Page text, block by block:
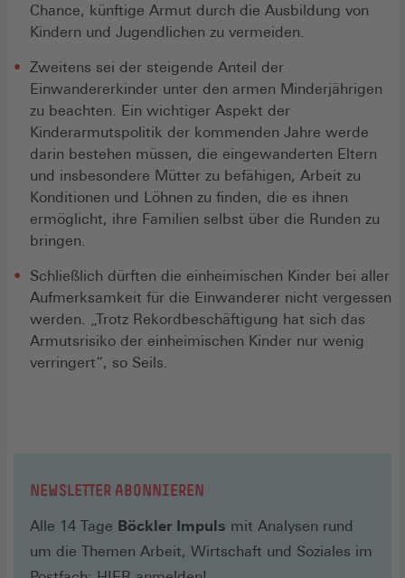
Chance, künftige Armut durch die Ausbildung von
Kindern und Jugendlichen zu vermeiden.
Zweitens sei der steigende Anteil der
Einwandererkinder unter den armen Minderjährigen
zu beachten. Ein wichtiger Aspekt der
Kinderarmutspolitik der kommenden Jahre werde
darin bestehen müssen, die eingewanderten Eltern
und insbesondere Mütter zu befähigen, Arbeit zu
Konditionen und Löhnen zu finden, die es ihnen
ermöglicht, ihre Familien selbst über die Runden zu
bringen.
Schließlich dürften die einheimischen Kinder bei aller
Aufmerksamkeit für die Einwanderer nicht vergessen
werden. „Trotz Rekordbeschäftigung hat sich das
Armutsrisiko der einheimischen Kinder nur wenig
verringert“, so Seils.
NEWSLETTER ABONNIEREN
Alle 14 Tage Böckler Impuls mit Analysen rund
um die Themen Arbeit, Wirtschaft und Soziales im